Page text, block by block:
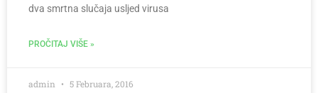
dva smrtna slučaja usljed virusa
PROČITAJ VIŠE »
admin 5 Februara, 2016